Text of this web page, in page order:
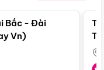
Bắc - Đài
Vn)